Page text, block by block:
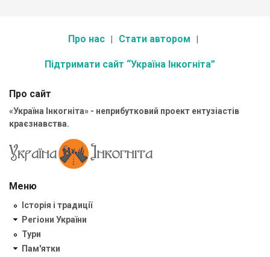
Про нас Стати автором
Підтримати сайт “Україна Інкогніта”
Про сайт
«Україна Інкогніта» - неприбутковий проект ентузіастів
краєзнавства.
Меню
Історія і традиції
Регіони України
Тури
Пам'ятки